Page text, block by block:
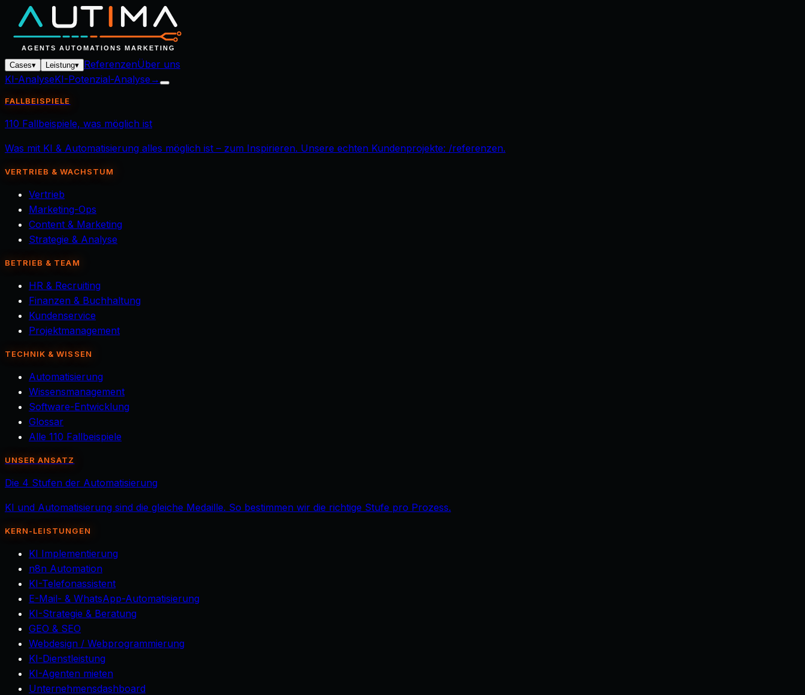
Cases▾ Leistung▾ ReferenzenÜber uns
KI-AnalyseKI-Potenzial-Analyse →
FALLBEISPIELE
110 Fallbeispiele, was möglich ist
Was mit KI & Automatisierung alles möglich ist – zum Inspirieren. Unsere echten Kundenprojekte: /referenzen.
VERTRIEB & WACHSTUM
Vertrieb
Marketing-Ops
Content & Marketing
Strategie & Analyse
BETRIEB & TEAM
HR & Recruiting
Finanzen & Buchhaltung
Kundenservice
Projektmanagement
TECHNIK & WISSEN
Automatisierung
Wissensmanagement
Software-Entwicklung
Glossar
Alle 110 Fallbeispiele
UNSER ANSATZ
Die 4 Stufen der Automatisierung
KI und Automatisierung sind die gleiche Medaille. So bestimmen wir die richtige Stufe pro Prozess.
KERN-LEISTUNGEN
KI Implementierung
n8n Automation
KI-Telefonassistent
E-Mail- & WhatsApp-Automatisierung
KI-Strategie & Beratung
GEO & SEO
Webdesign / Webprogrammierung
KI-Dienstleistung
KI-Agenten mieten
Unternehmensdashboard